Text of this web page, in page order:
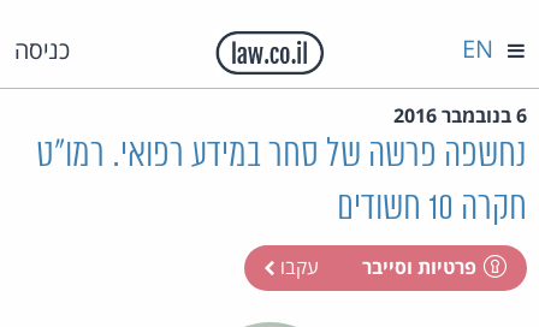
כניסה EN
6 בנובמבר 2016
נחשפה פרשה של סחר במידע רפואי. רמו"ט
חקרה 10 חשודים
פרטיות וסייבר עקבו